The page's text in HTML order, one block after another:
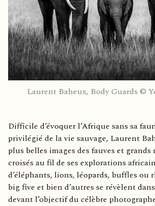
Laurent Baheux, Body Guards ©
Difficile d’évoquer l’Afrique sans sa
privilégié de la vie sauvage, Laurent
plus belles images des fauves et grands
croisés au fil de ses explorations
d’éléphants, lions, léopards, buffles ou
big five et bien d’autres se révèlent
devant l’objectif du célèbre